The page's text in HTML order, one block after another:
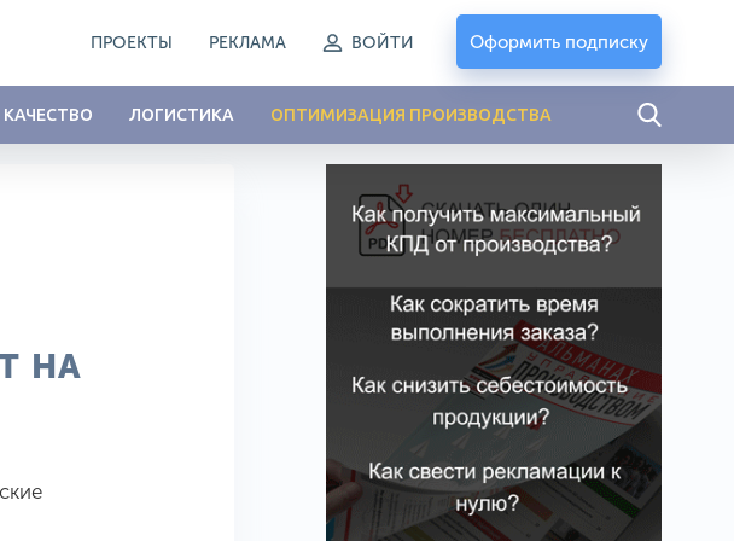
ПРОЕКТЫ РЕКЛАМА ВОЙТИ Оформить подписку
КАЧЕСТВО ЛОГИСТИКА ОПТИМИЗАЦИЯ ПРОИЗВОДСТВА
НА